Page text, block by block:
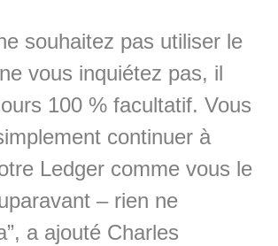
souhaitez pas utiliser le
vous inquiétez pas, il
100 % facultatif. Vous
continuer à
Ledger comme vous le
– rien ne
a ajouté Charles